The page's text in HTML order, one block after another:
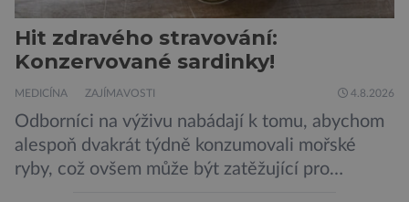
Hit zdravého stravování:
Konzervované sardinky!
MEDICÍNA ZAJÍMAVOSTI 4.8.2026
Odborníci na výživu nabádají k tomu, abychom
alespoň dvakrát týdně konzumovali mořské
ryby, což ovšem může být zatěžující pro